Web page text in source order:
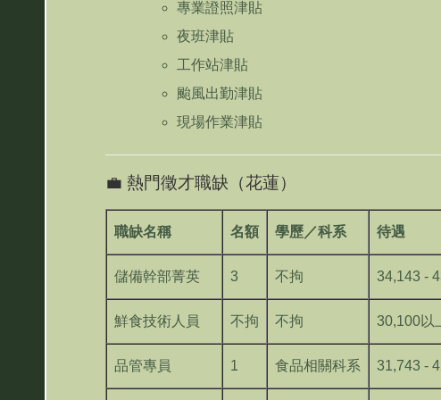
專業證照津貼
夜班津貼
工作站津貼
颱風出勤津貼
現場作業津貼
💼 熱門徵才職缺（花蓮）
職缺名稱 名額 學歷／科系 待遇
儲備幹部菁英 3 不拘 34,143 -
鮮食技術人員 不拘 不拘 30,100以
品管專員 1 食品相關科系 31,743 -